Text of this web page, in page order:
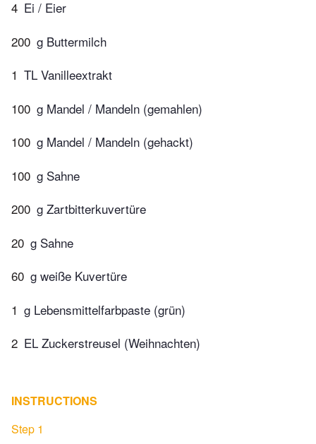
4 Ei / Eier
200 g Buttermilch
1 TL Vanilleextrakt
100 g Mandel / Mandeln (gemahlen)
100 g Mandel / Mandeln (gehackt)
100 g Sahne
200 g Zartbitterkuvertüre
20 g Sahne
60 g weiße Kuvertüre
1 g Lebensmittelfarbpaste (grün)
2 EL Zuckerstreusel (Weihnachten)
INSTRUCTIONS
Step 1